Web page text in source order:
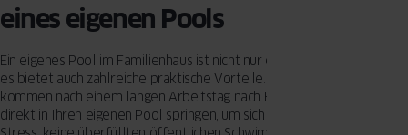
eines eigenen Pools
Ein eigenes Pool im Familienhaus ist nicht nur ein Symbol für Luxus –
es bietet auch zahlreiche praktische Vorteile. Stellen Sie sich vor, Sie
kommen nach einem langen Arbeitstag nach Hause und können
direkt in Ihren eigenen Pool springen, um sich zu entspannen. Kein